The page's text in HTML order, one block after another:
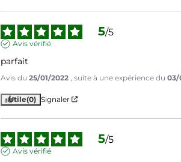
5/5
Avis vérifié
parfait
Avis du 25/01/2022 , suite à une expérience du 03/
Utile(0) Signaler
5/5
Avis vérifié